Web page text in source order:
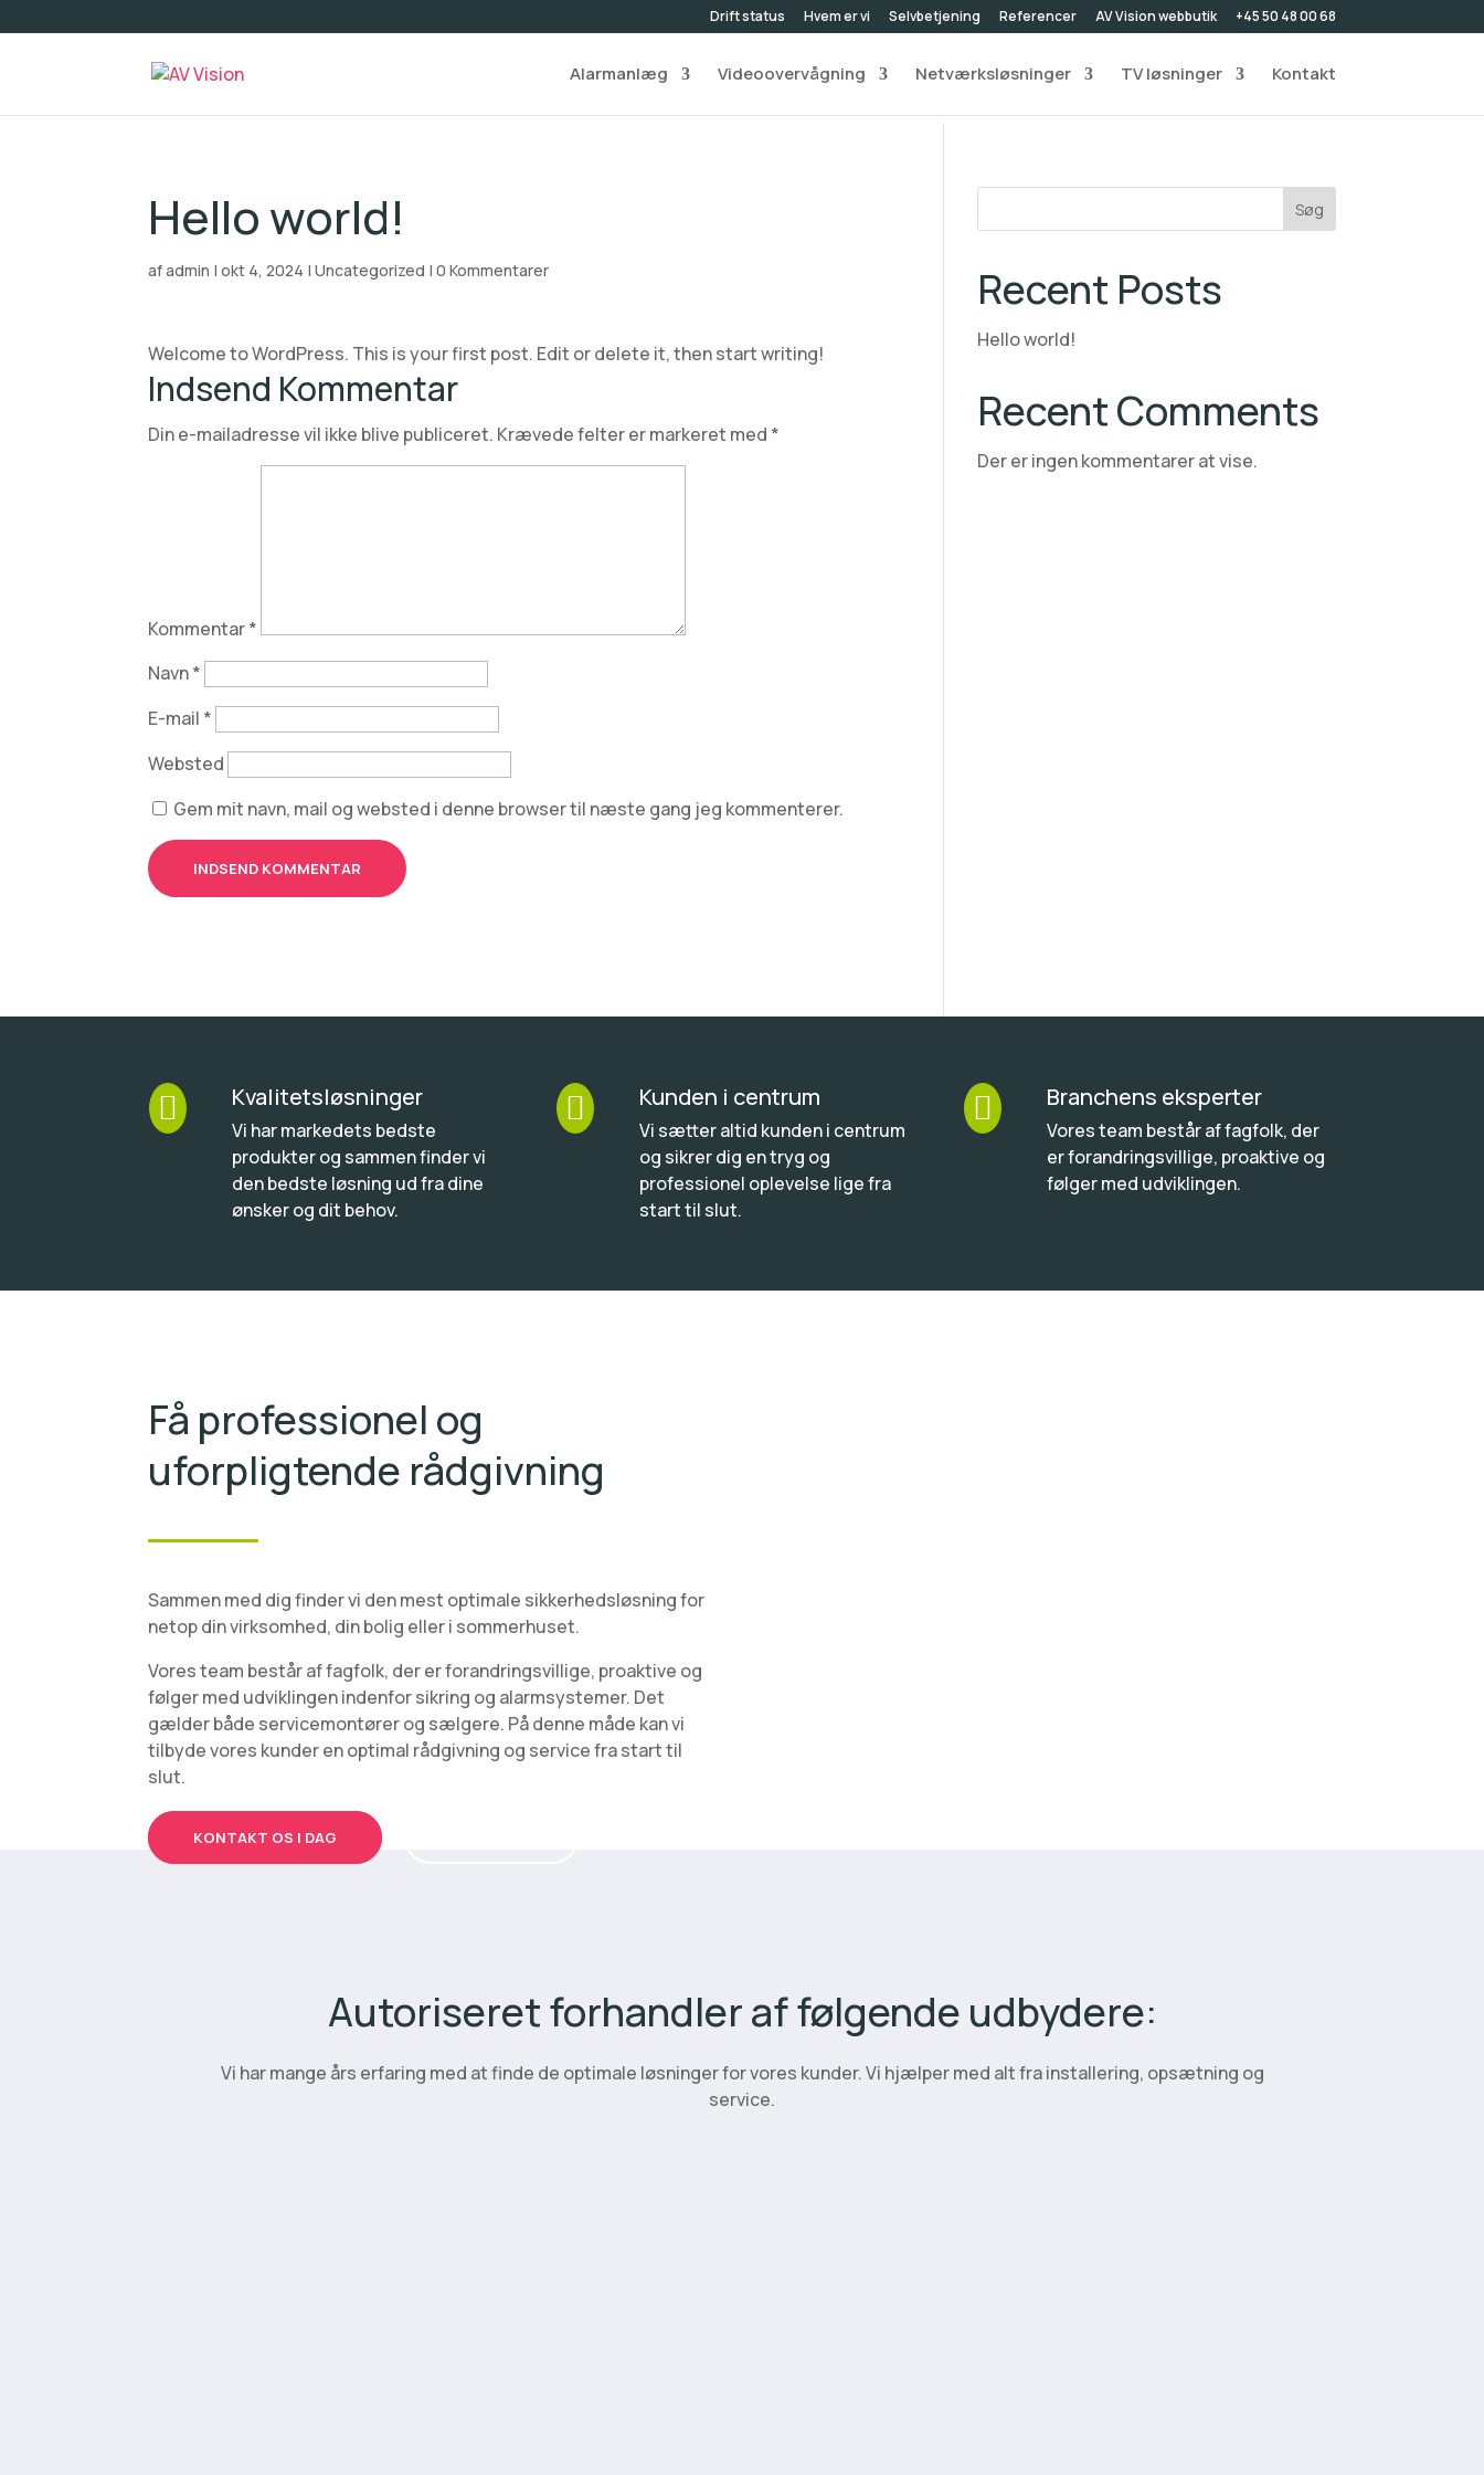
Drift status Hvem er vi Selvbetjening Referencer AV Vision webbutik +45 50 48 00 68
Alarmanlæg Videoovervågning Netværksløsninger TV løsninger Kontakt
Hello world!
afadmin |okt 4, 2024 |Uncategorized |0 Kommentarer
Welcome to WordPress. This is your first post. Edit or delete it, then start writing!
Indsend Kommentar
Din e-mailadresse vil ikke blive publiceret. Krævede felter er markeret med *
Kommentar*
Navn*
E-mail *
Websted
Gem mit navn, mail og websted i denne browser til næste gang jeg kommenterer.
Søg
Recent Posts
Hello world!
Recent Comments
Der er ingen kommentarer at vise.
 Kvalitetsløsninger
Vi har markedets bedste
produkter og sammen finder vi
den bedste løsning ud fra dine
ønsker og dit behov.
 Kunden i centrum
Vi sætter altid kunden i centrum
og sikrer dig en tryg og
professionel oplevelse lige fra
start til slut.
 Branchens eksperter
Vores team består af fagfolk, der
er forandringsvillige, proaktive og
følger med udviklingen.
Få professionel og
uforpligtende rådgivning
Sammen med dig finder vi den mest optimale sikkerhedsløsning for
netop din virksomhed, din bolig eller i sommerhuset.
Vores team består af fagfolk, der er forandringsvillige, proaktive og
følger med udviklingen indenfor sikring og alarmsystemer. Det
gælder både servicemontører og sælgere. På denne måde kan vi
tilbyde vores kunder en optimal rådgivning og service fra start til
slut.
KONTAKT OS I DAG
Autoriseret forhandler af følgende udbydere:
Vi har mange års erfaring med at finde de optimale løsninger for vores kunder. Vi hjælper med alt fra installering, opsætning og
service.